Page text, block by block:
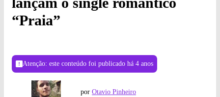
“Praia”
Atenção: este conteúdo foi publicado há 4 anos
por Otavio Pinheiro